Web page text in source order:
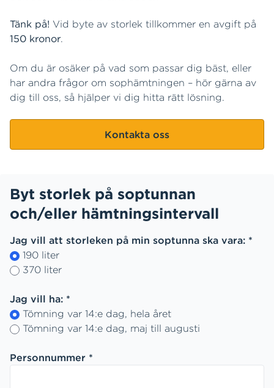
Tänk på! Vid byte av storlek tillkommer en avgift på
150 kronor.
Om du är osäker på vad som passar dig bäst, eller
har andra frågor om sophämtningen – hör gärna av
dig till oss, så hjälper vi dig hitta rätt lösning.
Kontakta oss
Byt storlek på soptunnan
och/eller hämtningsintervall
Jag vill att storleken på min soptunna ska vara: *
190 liter
370 liter
Jag vill ha: *
Tömning var 14:e dag, hela året
Tömning var 14:e dag, maj till augusti
Personnummer *